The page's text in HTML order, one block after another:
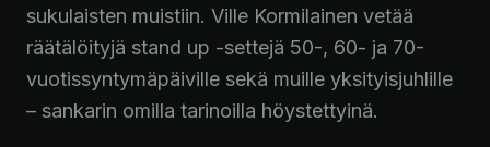
sukulaisten muistiin. Ville Kormilainen vetää
räätälöityjä stand up -settejä 50-, 60- ja 70-
vuotissyntymäpäiville sekä muille yksityisjuhlille
– sankarin omilla tarinoilla höystettyinä.